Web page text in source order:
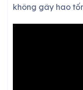
không gây hao